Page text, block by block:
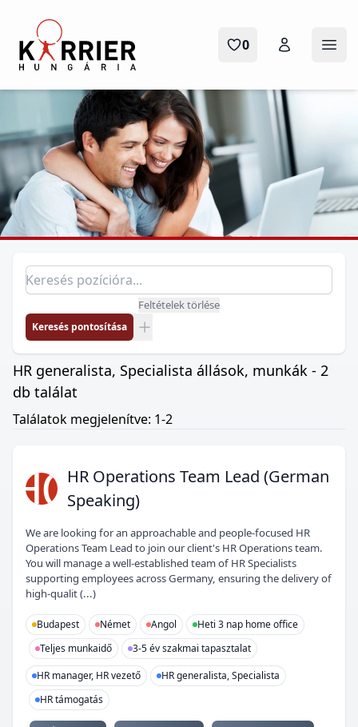
Karrier Hungária
0
Pozíció keresés
Feltételek törlése
Keresés pontosítása
HR generalista, Specialista állások, munkák - 2
db találat
Találatok megjelenítve: 1-2
HOHR Operations Team Lead (German
Speaking)
We are looking for an approachable and people-focused HR
Operations Team Lead to join our client's HR Operations team.
You will manage a well-established team of HR Specialists
supporting employees across Germany, ensuring the delivery of
high-qualit (...)
Budapest Német Angol
Heti 3 nap home office
Teljes munkaidő
3-5 év szakmai tapasztalat
HR manager, HR vezető
HR generalista, Specialista
HR támogatás